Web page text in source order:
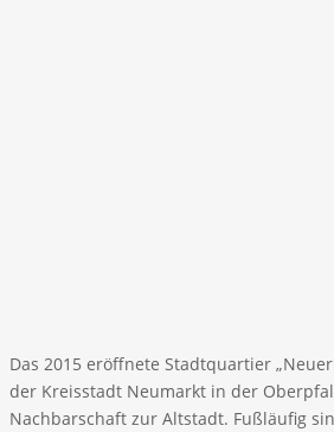
Das 2015 eröffnete Stadtquartier
der Kreisstadt Neumarkt in der
Nachbarschaft zur Altstadt. Fußläufig